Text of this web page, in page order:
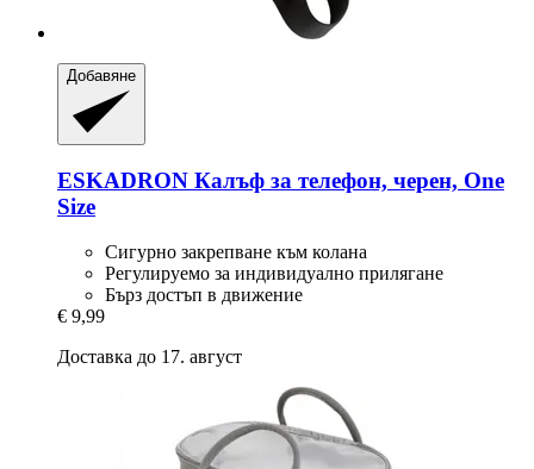
Добавяне
ESKADRON Калъф за телефон, черен, One
Size
Сигурно закрепване към колана
Регулируемо за индивидуално прилягане
Бърз достъп в движение
€ 9,99
Доставка до 17. август